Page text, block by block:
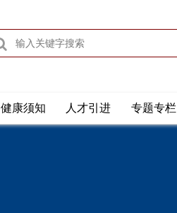
健康须知 人才引进 专题专栏